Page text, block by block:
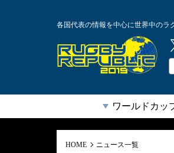
各国代表の情報を中心に世界中のラ
ラ
ワールドカッ
HOME ニュース一覧